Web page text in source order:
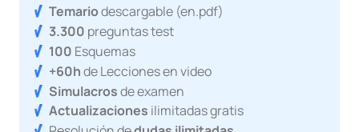
Temariodescargable (en.pdf)
3.300 preguntas test
100 Esquemas
+60hde Lecciones en video
Simulacrosde examen
Actualizaciones ilimitadas gratis